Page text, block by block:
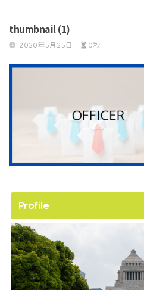
thumbnail (1)
2020年5月25日 0秒
Profile